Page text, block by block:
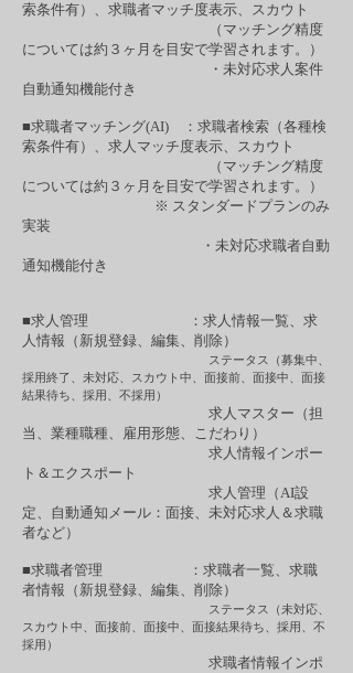
索条件有）、求職者マッチ度表示、スカウト
（マッチング精度
については約３ヶ月を目安で学習されます。）
・未対応求人案件
自動通知機能付き
■求職者マッチング(AI) ：求職者検索（各種検
索条件有）、求人マッチ度表示、スカウト
（マッチング精度
については約３ヶ月を目安で学習されます。）
※ スタンダードプランのみ
実装
・未対応求職者自動
通知機能付き
■求人管理 ：求人情報一覧、求
人情報（新規登録、編集、削除）
ステータス（募集中、
採用終了、未対応、スカウト中、面接前、面接中、面接
結果待ち、採用、不採用）
求人マスター（担
当、業種職種、雇用形態、こだわり）
求人情報インポー
ト＆エクスポート
求人管理（AI設
定、自動通知メール：面接、未対応求人＆求職
者など）
■求職者管理 ：求職者一覧、求職
者情報（新規登録、編集、削除）
ステータス（未対応、
スカウト中、面接前、面接中、面接結果待ち、採用、不
採用）
求職者情報インポ